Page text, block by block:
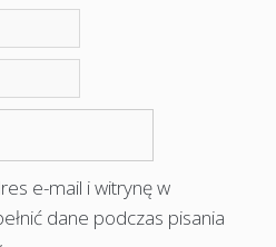
e-mail i witrynę w
dane podczas pisania